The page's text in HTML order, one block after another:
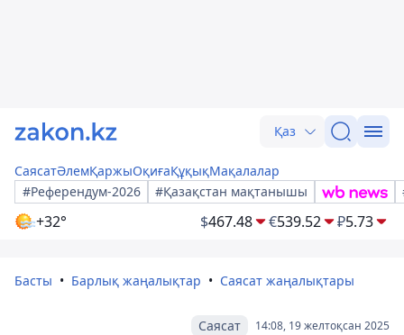
Қаз
СаясатӘлемҚаржыОқиғаҚұқықМақалалар
#Референдум-2026
#Қазақстан мақтанышы
+32° $467.48 €539.52 ₽5.73
Басты Барлық жаңалықтар Саясат жаңалықтары
14:08, 19 желтоқсан 2025
Саясат